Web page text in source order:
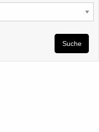
Suche